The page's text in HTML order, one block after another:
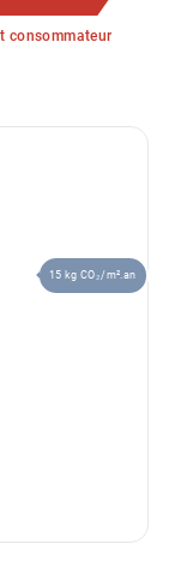
consommateur
15 kg CO₂/m².an